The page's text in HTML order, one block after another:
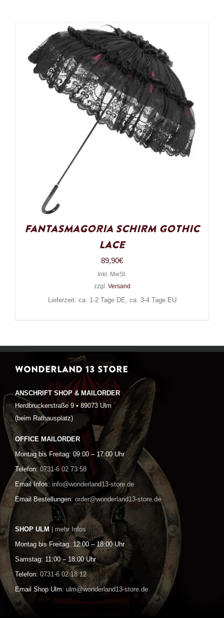
Fantasmagoria Schirm Gothic
Lace
89,90€
Inkl. MwSt.
zzgl. Versand
Lieferzeit: ca. 1-2 Tage DE, ca. 3-4 Tage EU
WONDERLAND 13 STORE
ANSCHRIFT SHOP & MAILORDER
Herdbruckerstraße 9 • 89073 Ulm
(beim Rathausplatz)
OFFICE MAILORDER
Montag bis Freitag: 09:00 – 17:00 Uhr
Telefon: 0731-6 02 73 58
Email Infos: info@wonderland13-store.de
Email Bestellungen: order@wonderland13-store.de
SHOP ULM | mehr Infos
Montag bis Freitag: 12:00 – 18:00 Uhr
Samstag: 11:00 – 18:00 Uhr
Telefon: 0731-6 02 18 12
Email Shop Ulm: ulm@wonderland13-store.de